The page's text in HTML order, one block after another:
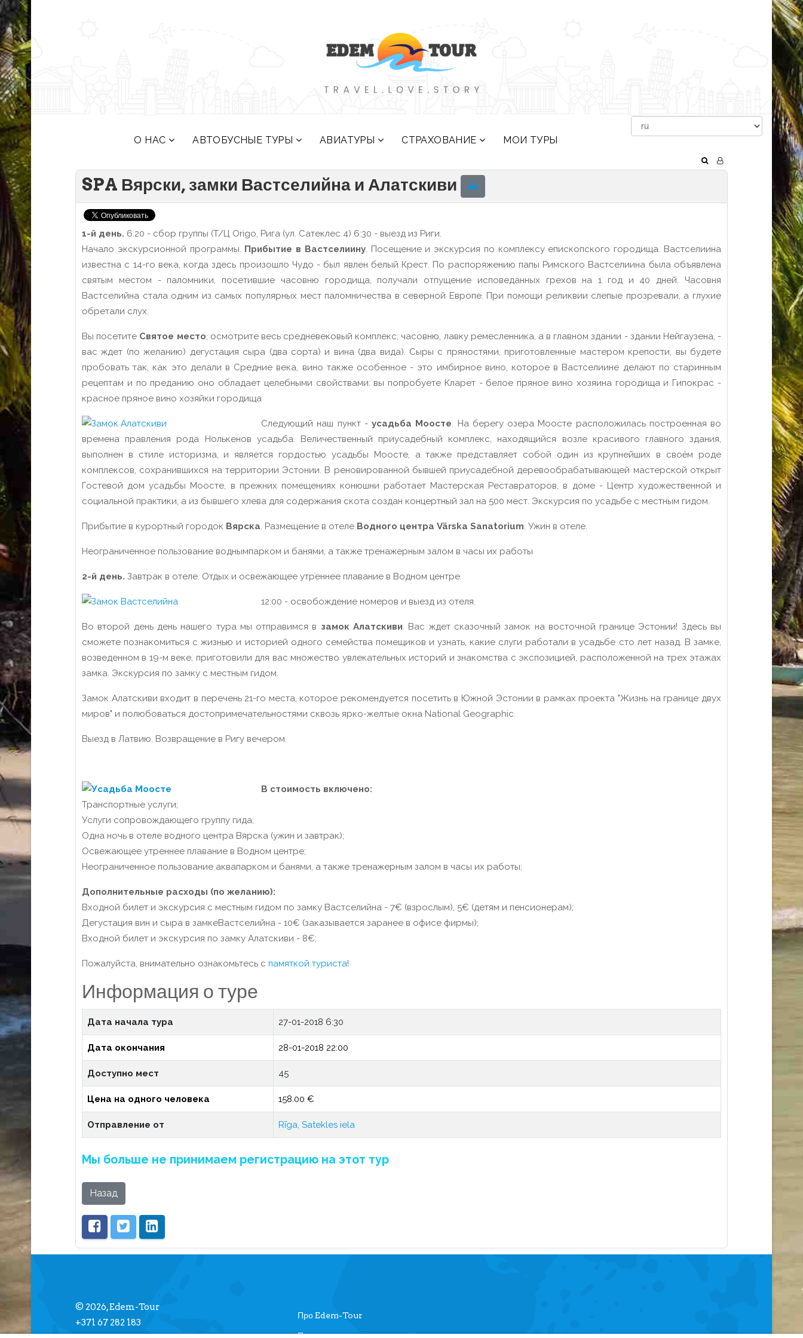
О НАС АВТОБУСНЫЕ ТУРЫ АВИАТУРЫ СТРАХОВАНИЕ МОИ ТУРЫ
SPA Вярски, замки Вастселийна и Алатскиви
1-й день. 6:20 - сбор группы (T/Ц Origo, Рига (ул. Сатеклес 4) 6:30 - выезд из Риги.
Начало экскурсионной программы. Прибытие в Вастселиину. Посещение и экскурсия по комплексу епископского городища. Вастселиина
известна с 14-го века, когда здесь произошло Чудо - был явлен белый Крест. По распоряжению папы Римского Вaстселиина была объявлена
святым местом - паломники, посетившие часовню городища, получали отпущение исповеданных грехов на 1 год и 40 дней. Часовня
Вастселийна стала одним из самых популярных мест паломничества в северной Европе. При помощи реликвии слепые прозревали, а глухие
обретали слух.
Вы посетите Святое место, осмотрите весь средневековый комплекс, часовню, лавку ремесленника, а в главном здании - здании Нейгаузена, -
вас ждет (по желанию) дегустация сыра (два сорта) и вина (два вида). Сыры с пряностями, приготовленные мастером крепости, вы будете
пробовать так, как это делали в Средние века, вино также особенное - это имбирное вино, которое в Вастселиине делают по старинным
рецептам и по преданию оно обладает целебными свойствами: вы попробуете Кларет - белое пряное вино хозяина городища и Гипокрас -
красное пряное вино хозяйки городища
Следующий наш пункт - усадьба Моосте. На берегу озера Моосте расположилась построенная во
времена правления рода Нолькенов усадьба. Величественный приусадебный комплекс, находящийся возле красивого главного здания,
выполнен в стиле историзма, и является гордостью усадьбы Моосте, а также представляет собой один из крупнейших в своём роде
комплексов, сохранившихся на территории Эстонии. В реновированной бывшей приусадебной деревообрабатывающей мастерской открыт
Гостевой дом усадьбы Моосте, в прежних помещениях конюшни работает Мастерская Реставраторов, в доме - Центр художественной и
социальной практики, а из бывшего хлева для содержания скота создан концертный зал на 500 мест. Экскурсия по усадьбе с местным гидом.
Прибытие в курортный городок Вярска. Размещение в отеле Водного центра Värska Sanatorium. Ужин в отеле.
Неограниченное пользование воднымпарком и банями, а также тренажерным залом в часы их работы
2-й день. Завтрак в отеле. Отдых и освежающее утреннее плавание в Водном центре.
12:00 - освобождение номеров и выезд из отеля.
Во второй день день нашего тура мы отправимся в замок Алатскиви. Вас ждет сказочный замок на восточной границе Эстонии! Здесь вы
сможете познакомиться с жизнью и историей одного семейства помещиков и узнать, какие слуги работали в усадьбе сто лет назад. В замке,
возведенном в 19-м веке, приготовили для вас множество увлекательных историй и знакомства с экспозицией, расположенной на трех этажах
замка. Экскурсия по замку с местным гидом.
Замок Алатскиви входит в перечень 21-го места, которое рекомендуется посетить в Южной Эстонии в рамках проекта "Жизнь на границе двух
миров" и полюбоваться достопримечательностями сквозь ярко-желтые окна National Geographic.
Выезд в Латвию. Возвращение в Ригу вечером.
В стоимость включено:
Транспортные услуги;
Услуги сопровождающего группу гида;
Одна ночь в отеле водного центра Вярска (ужин и завтрак);
Освежающее утреннее плавание в Водном центре;
Неограниченное пользование аквапарком и банями, а также тренажерным залом в часы их работы;
Дополнительные расходы (по желанию):
Входной билет и экскурсия с местным гидом по замку Вастселийна - 7€ (взрослым), 5€ (детям и пенсионерам);
Дегустация вин и сыра в замкеВастселийна - 10€ (заказывается заранее в офисе фирмы);
Входной билет и экскурсия по замку Алатскиви - 8€;
Пожалуйста, внимательно ознакомьтесь с памяткой туриста!
Информация о туре
Дата начала тура 27-01-2018 6:30
Дата окончания 28-01-2018 22:00
Доступно мест 45
Цена на одного человека 158.00 €
Отправление от Rīga, Satekles iela
Мы больше не принимаем регистрацию на этот тур
Назад
© 2026, Edem-Tour
+371 67 282 183
Про Edem-Tour
Памятка туристу